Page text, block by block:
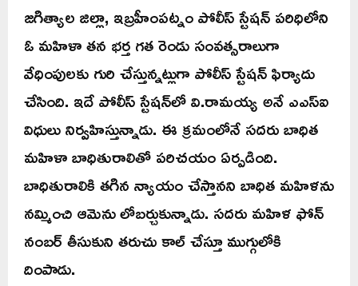
జగిత్యాల జిల్లా, ఇబ్రహీంపట్నం పోలీస్ స్టేషన్ పరిధిలోని
ఓ మహిళా తన భర్త గత రెండు సంవత్సరాలుగా
వేధింపులకు గురి చేస్తున్నట్లుగా పోలీస్ స్టేషన్ ఫిర్యాదు
చేసింది. ఇదే పోలీస్ స్టేషన్‌లో వి.రామయ్య అనే ఎఎస్ఐ
విధులు నిర్వహిస్తున్నాడు. ఈ క్రమంలోనే సదరు బాధిత
మహిళా బాధితురాలితో పరిచయం ఏర్పడింది.
బాధితురాలికి తగిన న్యాయం చేస్తానని బాధిత మహిళను
నమ్మించి ఆమెను లోబర్చుకున్నాడు. సదరు మహిళ ఫోన్
నంబర్ తీసుకుని తరుచు కాల్ చేస్తూ ముగ్గులోకి
దింపాడు.